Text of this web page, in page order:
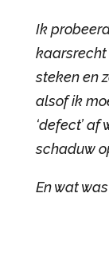
Ik
kaarsrecht
steken en
alsof ik
‘defect’
schaduw
En wat